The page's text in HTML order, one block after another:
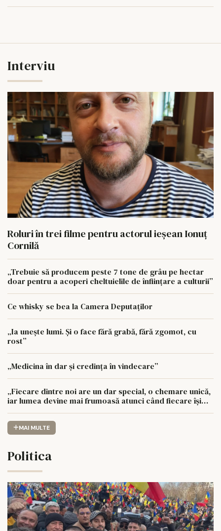
Interviu
Roluri în trei filme pentru actorul ieşean Ionuţ
Cornilă
„Trebuie să producem peste 7 tone de grâu pe hectar
doar pentru a acoperi cheltuielile de înființare a culturii”
Ce whisky se bea la Camera Deputaților
„Ia unește lumi. Și o face fără grabă, fără zgomot, cu
rost”
„Medicina în dar și credința în vindecare”
„Fiecare dintre noi are un dar special, o chemare unică,
iar lumea devine mai frumoasă atunci când fiecare își
MAI MULTE
Politica